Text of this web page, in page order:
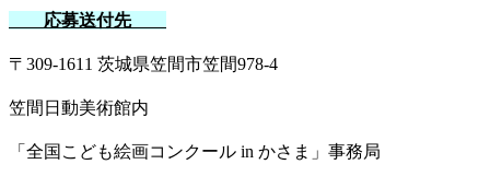
応募送付先
〒 309-1611 茨城県笠間市笠間978-4
笠間日動美術館内
「全国こども絵画コンクール in かさま」事務局